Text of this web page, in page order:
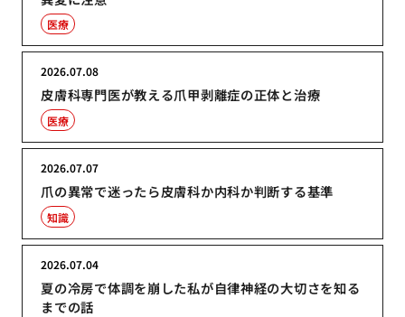
医療
皮膚科専門医が教える爪甲剥離症の正体と治療
2026.07.08
医療
爪の異常で迷ったら皮膚科か内科か判断する基準
2026.07.07
知識
夏の冷房で体調を崩した私が自律神経の大切さを知る
までの話
2026.07.04